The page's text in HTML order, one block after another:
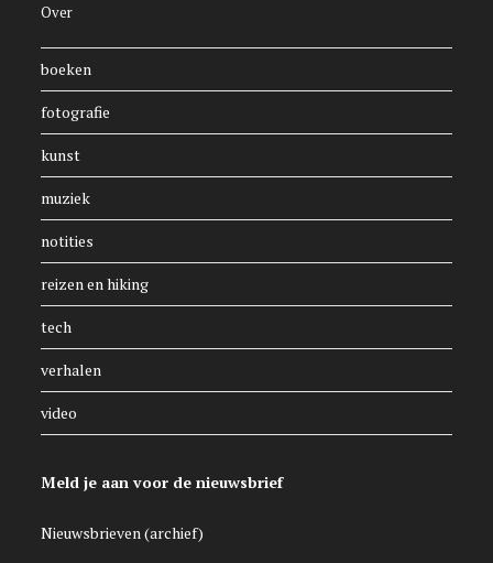
Over
boeken
fotografie
kunst
muziek
notities
reizen en hiking
tech
verhalen
video
Meld je aan voor de nieuwsbrief
Nieuwsbrieven (archief)